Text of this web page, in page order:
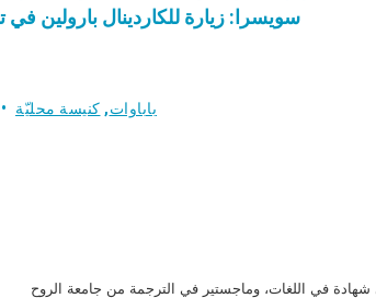
سويسرا: زيارة للكاردينال بارولين في
باباوات, كنيسة محليّة
في اللغات، وماجستير في الترجمة من جامعة الروح